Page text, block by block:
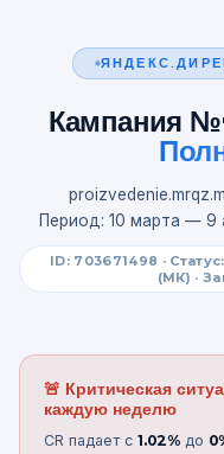
Период: 10 марта — 9
ID: 703671498 ·
(МК) ·
🚨 Критическая
каждую неделю
CR падает с 1.02% до